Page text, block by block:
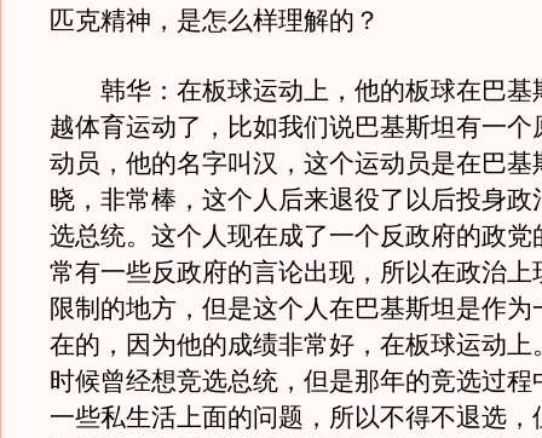
匹克精神，是怎么样理解的？
韩华：在板球运动上，他的板球在巴基
越体育运动了，比如我们说巴基斯坦有一个
动员，他的名字叫汉，这个运动员是在巴基
晓，非常棒，这个人后来退役了以后投身政
选总统。这个人现在成了一个反政府的政党
常有一些反政府的言论出现，所以在政治上
限制的地方，但是这个人在巴基斯坦是作为
在的，因为他的成绩非常好，在板球运动上
时候曾经想竞选总统，但是那年的竞选过程
一些私生活上面的问题，所以不得不退选，